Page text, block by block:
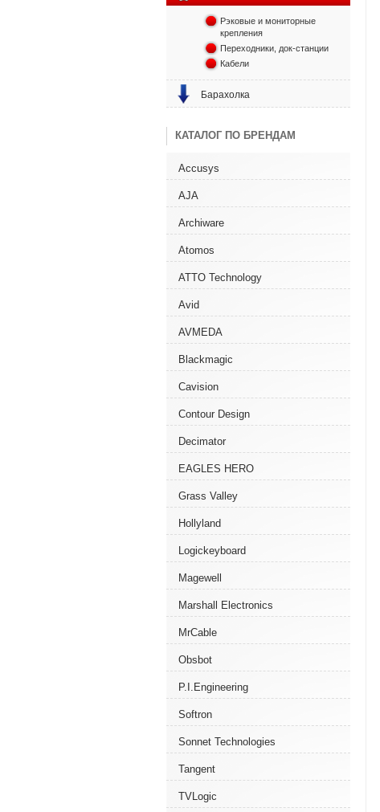
Рэковые и мониторные
крепления
Переходники, док-станции
Кабели
Барахолка
КАТАЛОГ ПО БРЕНДАМ
Accusys
AJA
Archiware
Atomos
ATTO Technology
Avid
AVMEDA
Blackmagic
Cavision
Contour Design
Decimator
EAGLES HERO
Grass Valley
Hollyland
Logickeyboard
Magewell
Marshall Electronics
MrCable
Obsbot
P.I.Engineering
Softron
Sonnet Technologies
Tangent
TVLogic